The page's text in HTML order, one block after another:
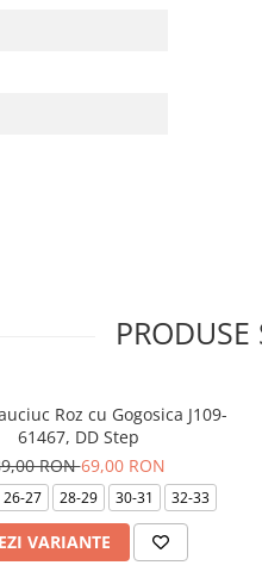
Roz cu Gogosica J109-
61467, DD Step
RON69,00 RON
26-27 28-29 30-31 32-33
VARIANTE